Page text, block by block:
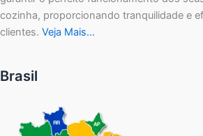
cozinha, proporcionando tranquilidade e
clientes. Veja Mais…
Brasil